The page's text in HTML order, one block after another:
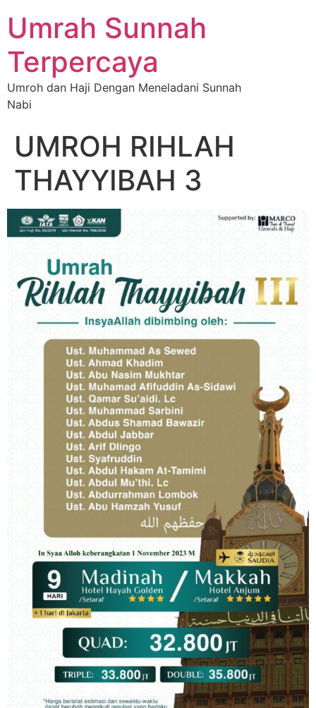
Umrah Sunnah
Terpercaya
Umroh dan Haji Dengan Meneladani Sunnah
Nabi
UMROH RIHLAH
THAYYIBAH 3